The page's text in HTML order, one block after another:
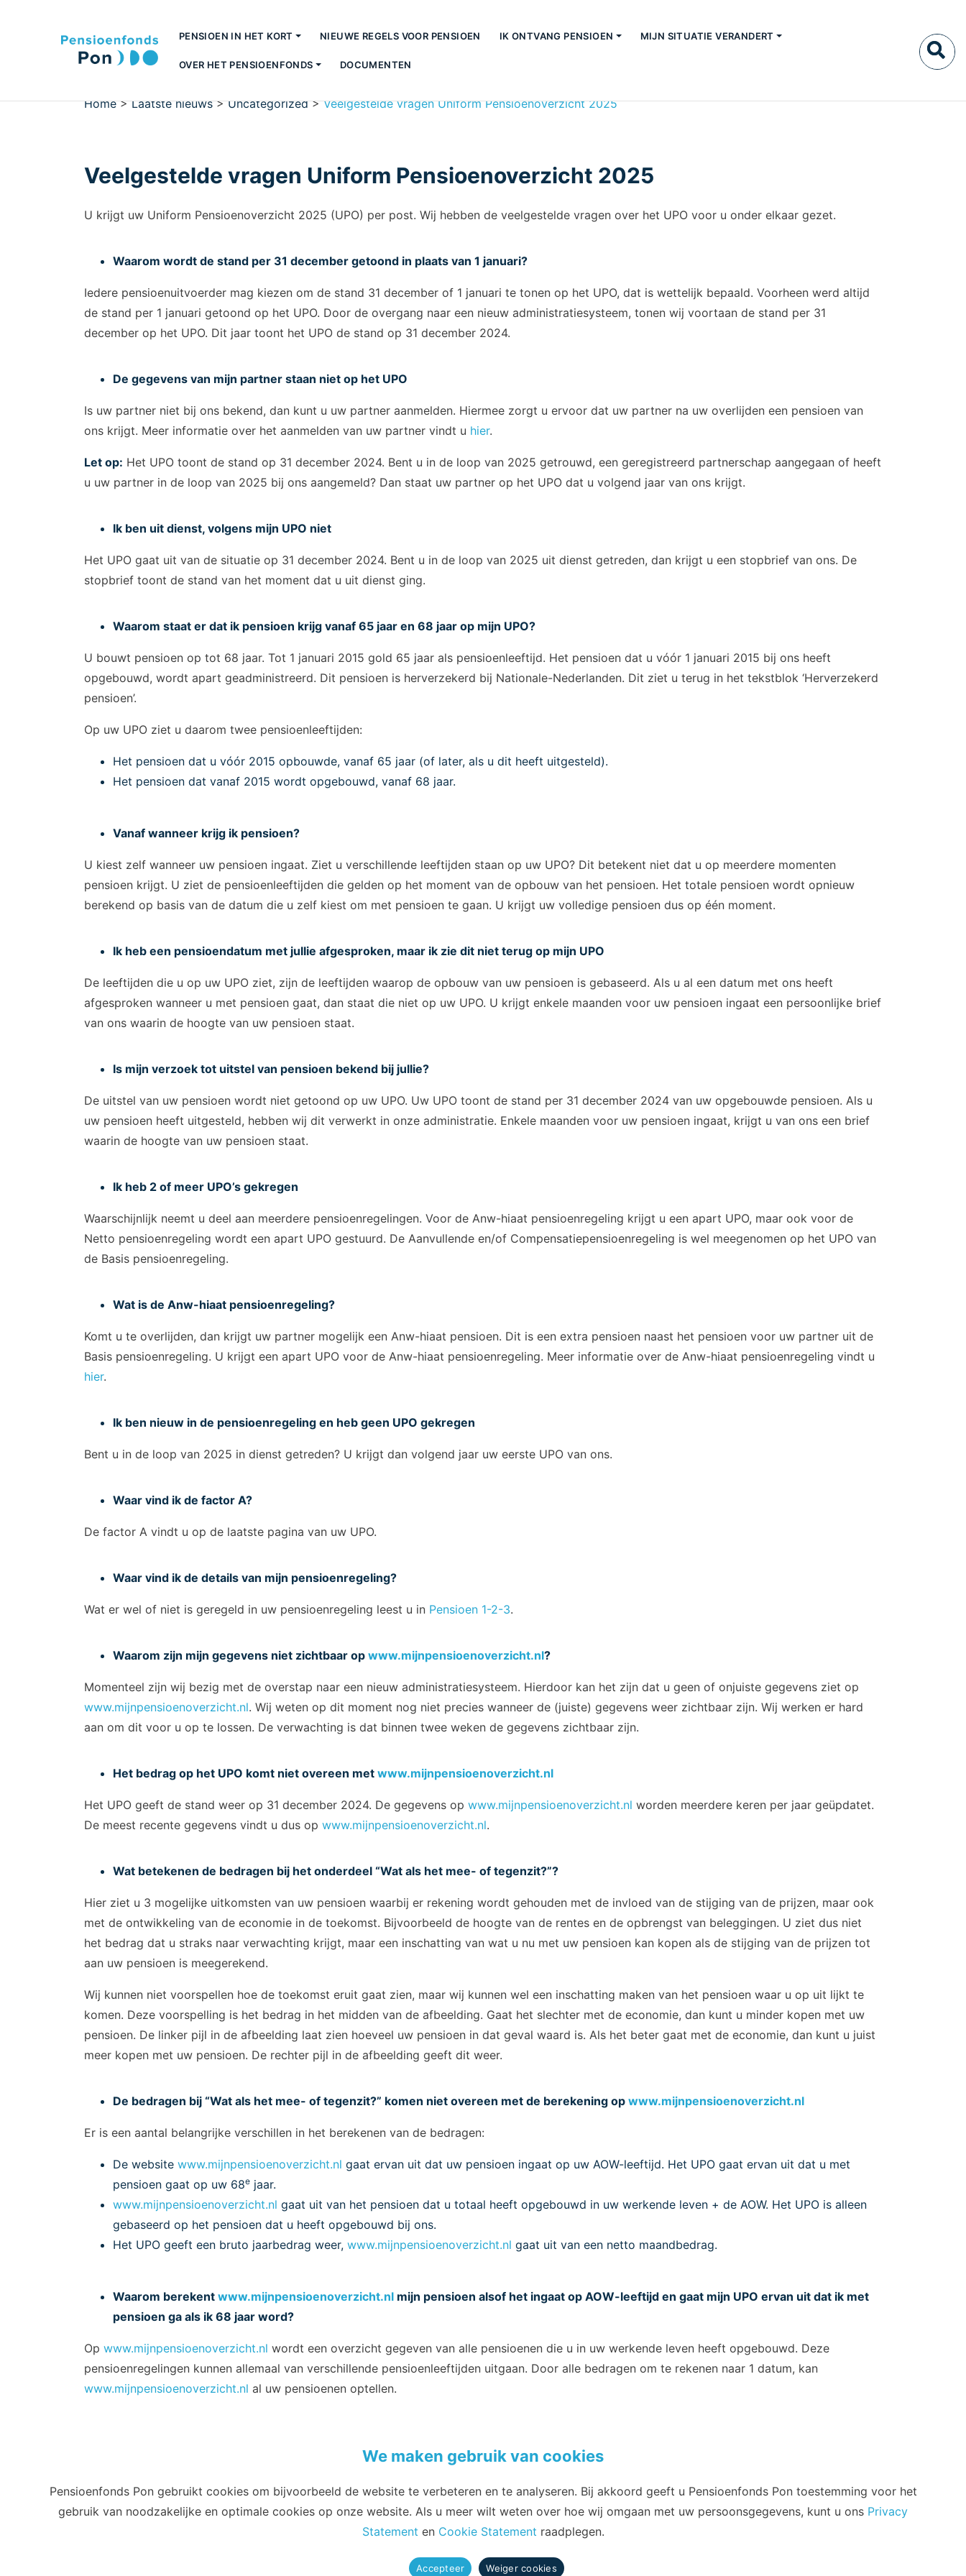
PENSIOEN IN HET KORT NIEUWE REGELS VOOR PENSIOEN IK ONTVANG PENSIOEN MIJN SITUATIE VERANDERT
OVER HET PENSIOENFONDS DOCUMENTEN
Home>Laatste nieuws>Uncategorized>Veelgestelde vragen Uniform Pensioenoverzicht 2025
Veelgestelde vragen Uniform Pensioenoverzicht 2025
U krijgt uw Uniform Pensioenoverzicht 2025 (UPO) per post. Wij hebben de veelgestelde vragen over het UPO voor u onder elkaar gezet.
Waarom wordt de stand per 31 december getoond in plaats van 1 januari?
Iedere pensioenuitvoerder mag kiezen om de stand 31 december of 1 januari te tonen op het UPO, dat is wettelijk bepaald. Voorheen werd altijd
de stand per 1 januari getoond op het UPO. Door de overgang naar een nieuw administratiesysteem, tonen wij voortaan de stand per 31
december op het UPO. Dit jaar toont het UPO de stand op 31 december 2024.
De gegevens van mijn partner staan niet op het UPO
Is uw partner niet bij ons bekend, dan kunt u uw partner aanmelden. Hiermee zorgt u ervoor dat uw partner na uw overlijden een pensioen van
ons krijgt. Meer informatie over het aanmelden van uw partner vindt u hier.
Let op: Het UPO toont de stand op 31 december 2024. Bent u in de loop van 2025 getrouwd, een geregistreerd partnerschap aangegaan of heeft
u uw partner in de loop van 2025 bij ons aangemeld? Dan staat uw partner op het UPO dat u volgend jaar van ons krijgt.
Ik ben uit dienst, volgens mijn UPO niet
Het UPO gaat uit van de situatie op 31 december 2024. Bent u in de loop van 2025 uit dienst getreden, dan krijgt u een stopbrief van ons. De
stopbrief toont de stand van het moment dat u uit dienst ging.
Waarom staat er dat ik pensioen krijg vanaf 65 jaar en 68 jaar op mijn UPO?
U bouwt pensioen op tot 68 jaar. Tot 1 januari 2015 gold 65 jaar als pensioenleeftijd. Het pensioen dat u vóór 1 januari 2015 bij ons heeft
opgebouwd, wordt apart geadministreerd. Dit pensioen is herverzekerd bij Nationale-Nederlanden. Dit ziet u terug in het tekstblok ‘Herverzekerd
pensioen’.
Op uw UPO ziet u daarom twee pensioenleeftijden:
Het pensioen dat u vóór 2015 opbouwde, vanaf 65 jaar (of later, als u dit heeft uitgesteld).
Het pensioen dat vanaf 2015 wordt opgebouwd, vanaf 68 jaar.
Vanaf wanneer krijg ik pensioen?
U kiest zelf wanneer uw pensioen ingaat. Ziet u verschillende leeftijden staan op uw UPO? Dit betekent niet dat u op meerdere momenten
pensioen krijgt. U ziet de pensioenleeftijden die gelden op het moment van de opbouw van het pensioen. Het totale pensioen wordt opnieuw
berekend op basis van de datum die u zelf kiest om met pensioen te gaan. U krijgt uw volledige pensioen dus op één moment.
Ik heb een pensioendatum met jullie afgesproken, maar ik zie dit niet terug op mijn UPO
De leeftijden die u op uw UPO ziet, zijn de leeftijden waarop de opbouw van uw pensioen is gebaseerd. Als u al een datum met ons heeft
afgesproken wanneer u met pensioen gaat, dan staat die niet op uw UPO. U krijgt enkele maanden voor uw pensioen ingaat een persoonlijke brief
van ons waarin de hoogte van uw pensioen staat.
Is mijn verzoek tot uitstel van pensioen bekend bij jullie?
De uitstel van uw pensioen wordt niet getoond op uw UPO. Uw UPO toont de stand per 31 december 2024 van uw opgebouwde pensioen. Als u
uw pensioen heeft uitgesteld, hebben wij dit verwerkt in onze administratie. Enkele maanden voor uw pensioen ingaat, krijgt u van ons een brief
waarin de hoogte van uw pensioen staat.
Ik heb 2 of meer UPO’s gekregen
Waarschijnlijk neemt u deel aan meerdere pensioenregelingen. Voor de Anw-hiaat pensioenregeling krijgt u een apart UPO, maar ook voor de
Netto pensioenregeling wordt een apart UPO gestuurd. De Aanvullende en/of Compensatiepensioenregeling is wel meegenomen op het UPO van
de Basis pensioenregeling.
Wat is de Anw-hiaat pensioenregeling?
Komt u te overlijden, dan krijgt uw partner mogelijk een Anw-hiaat pensioen. Dit is een extra pensioen naast het pensioen voor uw partner uit de
Basis pensioenregeling. U krijgt een apart UPO voor de Anw-hiaat pensioenregeling. Meer informatie over de Anw-hiaat pensioenregeling vindt u
hier.
Ik ben nieuw in de pensioenregeling en heb geen UPO gekregen
Bent u in de loop van 2025 in dienst getreden? U krijgt dan volgend jaar uw eerste UPO van ons.
Waar vind ik de factor A?
De factor A vindt u op de laatste pagina van uw UPO.
Waar vind ik de details van mijn pensioenregeling?
Wat er wel of niet is geregeld in uw pensioenregeling leest u in Pensioen 1-2-3.
Waarom zijn mijn gegevens niet zichtbaar op www.mijnpensioenoverzicht.nl?
Momenteel zijn wij bezig met de overstap naar een nieuw administratiesysteem. Hierdoor kan het zijn dat u geen of onjuiste gegevens ziet op
www.mijnpensioenoverzicht.nl. Wij weten op dit moment nog niet precies wanneer de (juiste) gegevens weer zichtbaar zijn. Wij werken er hard
aan om dit voor u op te lossen. De verwachting is dat binnen twee weken de gegevens zichtbaar zijn.
Het bedrag op het UPO komt niet overeen met www.mijnpensioenoverzicht.nl
Het UPO geeft de stand weer op 31 december 2024. De gegevens op www.mijnpensioenoverzicht.nl worden meerdere keren per jaar geüpdatet.
De meest recente gegevens vindt u dus op www.mijnpensioenoverzicht.nl.
Wat betekenen de bedragen bij het onderdeel “Wat als het mee- of tegenzit?”?
Hier ziet u 3 mogelijke uitkomsten van uw pensioen waarbij er rekening wordt gehouden met de invloed van de stijging van de prijzen, maar ook
met de ontwikkeling van de economie in de toekomst. Bijvoorbeeld de hoogte van de rentes en de opbrengst van beleggingen. U ziet dus niet
het bedrag dat u straks naar verwachting krijgt, maar een inschatting van wat u nu met uw pensioen kan kopen als de stijging van de prijzen tot
aan uw pensioen is meegerekend.
Wij kunnen niet voorspellen hoe de toekomst eruit gaat zien, maar wij kunnen wel een inschatting maken van het pensioen waar u op uit lijkt te
komen. Deze voorspelling is het bedrag in het midden van de afbeelding. Gaat het slechter met de economie, dan kunt u minder kopen met uw
pensioen. De linker pijl in de afbeelding laat zien hoeveel uw pensioen in dat geval waard is. Als het beter gaat met de economie, dan kunt u juist
meer kopen met uw pensioen. De rechter pijl in de afbeelding geeft dit weer.
De bedragen bij “Wat als het mee- of tegenzit?” komen niet overeen met de berekening op www.mijnpensioenoverzicht.nl
Er is een aantal belangrijke verschillen in het berekenen van de bedragen:
De website www.mijnpensioenoverzicht.nl gaat ervan uit dat uw pensioen ingaat op uw AOW-leeftijd. Het UPO gaat ervan uit dat u met
pensioen gaat op uw 68e jaar.
www.mijnpensioenoverzicht.nl gaat uit van het pensioen dat u totaal heeft opgebouwd in uw werkende leven + de AOW. Het UPO is alleen
gebaseerd op het pensioen dat u heeft opgebouwd bij ons.
Het UPO geeft een bruto jaarbedrag weer, www.mijnpensioenoverzicht.nl gaat uit van een netto maandbedrag.
Waarom berekent www.mijnpensioenoverzicht.nl mijn pensioen alsof het ingaat op AOW-leeftijd en gaat mijn UPO ervan uit dat ik met
pensioen ga als ik 68 jaar word?
Op www.mijnpensioenoverzicht.nl wordt een overzicht gegeven van alle pensioenen die u in uw werkende leven heeft opgebouwd. Deze
pensioenregelingen kunnen allemaal van verschillende pensioenleeftijden uitgaan. Door alle bedragen om te rekenen naar 1 datum, kan
www.mijnpensioenoverzicht.nl al uw pensioenen optellen.
Email
info@pensioenfondspon.com
Telefoon
088 60 60 271
Adres
We maken gebruik van cookies
Pensioenfonds Pon gebruikt cookies om bijvoorbeeld de website te verbeteren en te analyseren. Bij akkoord geeft u Pensioenfonds Pon toestemming voor het
gebruik van noodzakelijke en optimale cookies op onze website. Als u meer wilt weten over hoe wij omgaan met uw persoonsgegevens, kunt u ons Privacy
Statement en Cookie Statement raadplegen.
Accepteer Weiger cookies